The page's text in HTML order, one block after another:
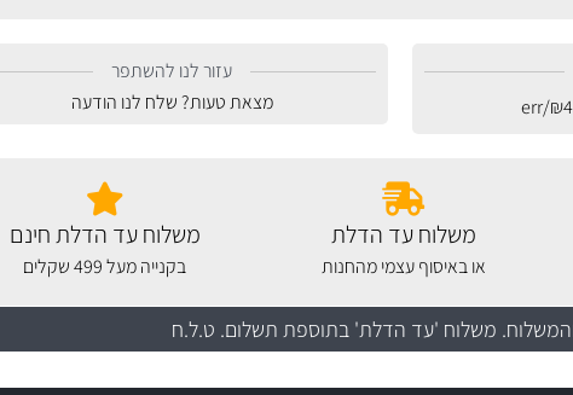
₪
/err
עזור לנו להשתפר
מצאת טעות? שלח לנו הודעה
משלוח עד הדלת
או באיסוף עצמי מהחנות
משלוח עד הדלת חינם
בקנייה מעל 499 שקלים
. משלוח 'עד הדלת' בתוספת תשלום. ט.ל.ח